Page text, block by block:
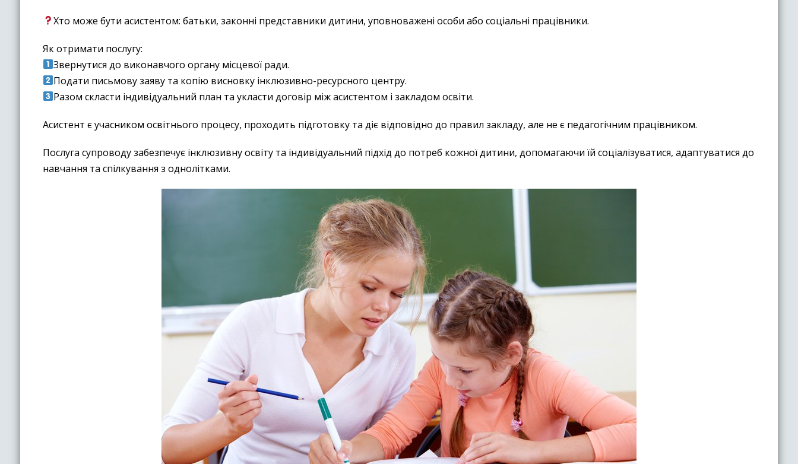
Хто може бути асистентом: батьки, законні представники дитини, уповноважені особи або соціальні працівники.
Як отримати послугу:
Звернутися до виконавчого органу місцевої ради.
Подати письмову заяву та копію висновку інклюзивно-ресурсного центру.
Разом скласти індивідуальний план та укласти договір між асистентом і закладом освіти.
Асистент є учасником освітнього процесу, проходить підготовку та діє відповідно до правил закладу, але не є педагогічним працівником.
Послуга супроводу забезпечує інклюзивну освіту та індивідуальний підхід до потреб кожної дитини, допомагаючи їй соціалізуватися, адаптуватися до
навчання та спілкування з однолітками.